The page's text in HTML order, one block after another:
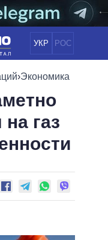
УКР РОС
›Экономика
газ